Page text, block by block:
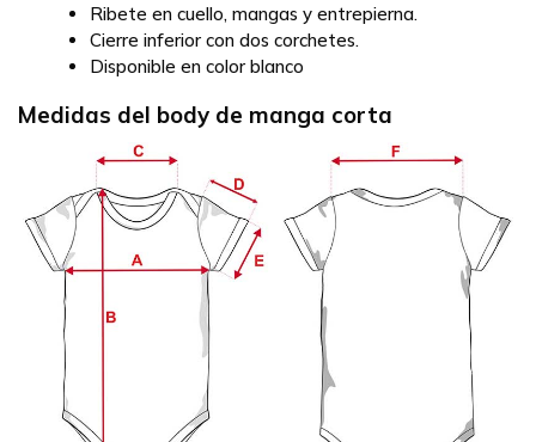
Ribete en cuello, mangas y entrepierna.
Cierre inferior con dos corchetes.
Disponible en color blanco
Medidas del body de manga corta